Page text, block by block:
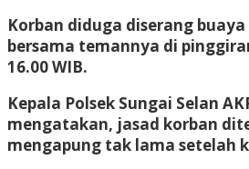
Korban diduga diserang
bersama temannya di
16.00 WIB.
Kepala Polsek Sungai Selan
mengatakan, jasad korban
mengapung tak lama setelah